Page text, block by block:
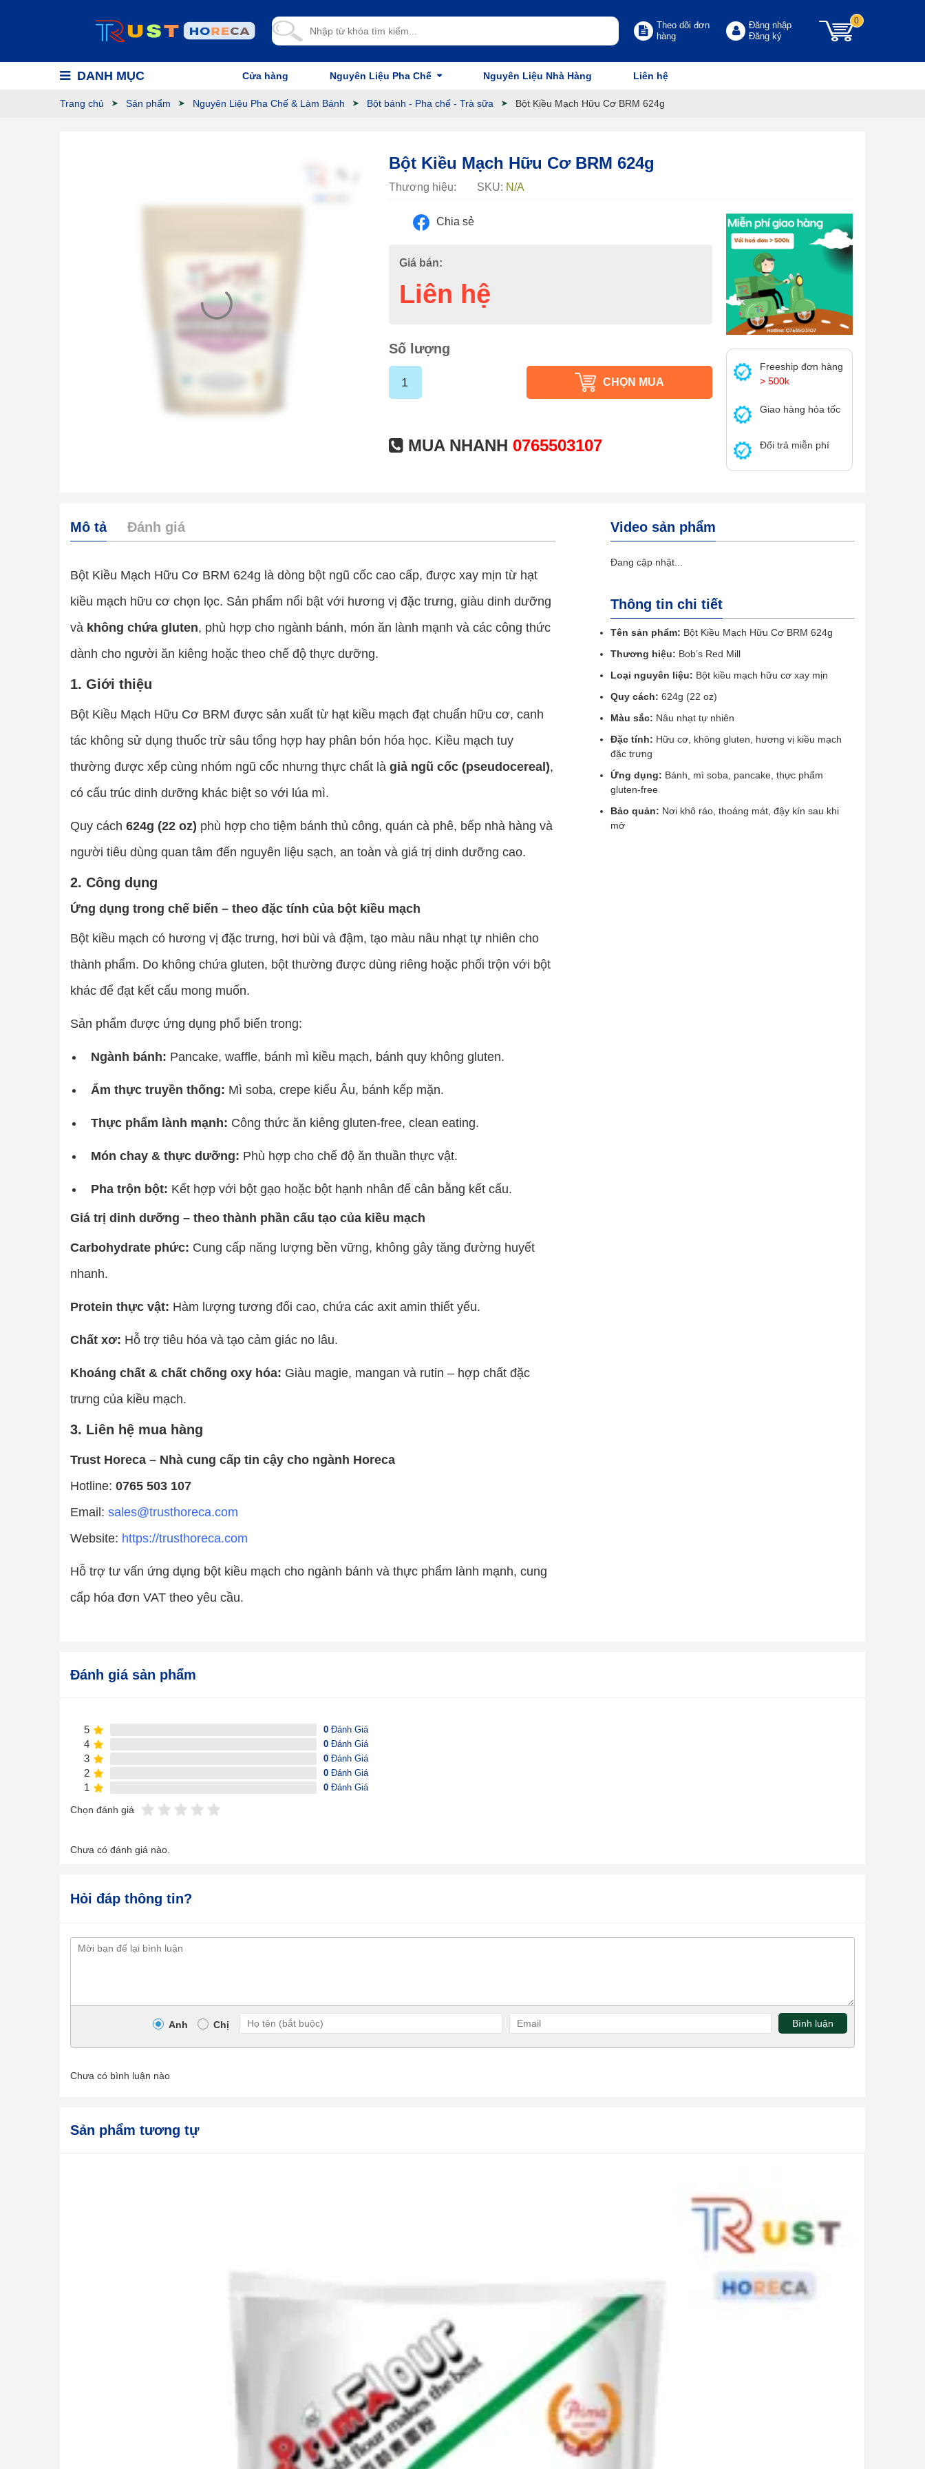
Theo dõi đơn
hàng
Đăng nhập
Đăng ký
0
DANH MỤC Cửa hàng Nguyên Liệu Pha Chế Nguyên Liệu Nhà Hàng Liên hệ
Trang chủ Sản phẩm Nguyên Liệu Pha Chế & Làm Bánh Bột bánh - Pha chế - Trà sữa Bột Kiều Mạch Hữu Cơ BRM 624g
Bột Kiều Mạch Hữu Cơ BRM 624g
Thương hiệu: SKU: N/A
Chia sẻ
Giá bán:
Liên hệ
Số lượng
CHỌN MUA
MUA NHANH 0765503107
Freeship đơn hàng
> 500k
Giao hàng hỏa tốc
Đổi trả miễn phí
Mô tả Đánh giá
Bột Kiều Mạch Hữu Cơ BRM 624g là dòng bột ngũ cốc cao cấp, được xay mịn từ hạt
kiều mạch hữu cơ chọn lọc. Sản phẩm nổi bật với hương vị đặc trưng, giàu dinh dưỡng
và không chứa gluten, phù hợp cho ngành bánh, món ăn lành mạnh và các công thức
dành cho người ăn kiêng hoặc theo chế độ thực dưỡng.
1. Giới thiệu
Bột Kiều Mạch Hữu Cơ BRM được sản xuất từ hạt kiều mạch đạt chuẩn hữu cơ, canh
tác không sử dụng thuốc trừ sâu tổng hợp hay phân bón hóa học. Kiều mạch tuy
thường được xếp cùng nhóm ngũ cốc nhưng thực chất là giả ngũ cốc (pseudocereal),
có cấu trúc dinh dưỡng khác biệt so với lúa mì.
Quy cách 624g (22 oz) phù hợp cho tiệm bánh thủ công, quán cà phê, bếp nhà hàng và
người tiêu dùng quan tâm đến nguyên liệu sạch, an toàn và giá trị dinh dưỡng cao.
2. Công dụng
Ứng dụng trong chế biến – theo đặc tính của bột kiều mạch
Bột kiều mạch có hương vị đặc trưng, hơi bùi và đậm, tạo màu nâu nhạt tự nhiên cho
thành phẩm. Do không chứa gluten, bột thường được dùng riêng hoặc phối trộn với bột
khác để đạt kết cấu mong muốn.
Sản phẩm được ứng dụng phổ biến trong:
Ngành bánh: Pancake, waffle, bánh mì kiều mạch, bánh quy không gluten.
Ẩm thực truyền thống: Mì soba, crepe kiểu Âu, bánh kếp mặn.
Thực phẩm lành mạnh: Công thức ăn kiêng gluten-free, clean eating.
Món chay & thực dưỡng: Phù hợp cho chế độ ăn thuần thực vật.
Pha trộn bột: Kết hợp với bột gạo hoặc bột hạnh nhân để cân bằng kết cấu.
Giá trị dinh dưỡng – theo thành phần cấu tạo của kiều mạch
Carbohydrate phức: Cung cấp năng lượng bền vững, không gây tăng đường huyết
nhanh.
Protein thực vật: Hàm lượng tương đối cao, chứa các axit amin thiết yếu.
Chất xơ: Hỗ trợ tiêu hóa và tạo cảm giác no lâu.
Khoáng chất & chất chống oxy hóa: Giàu magie, mangan và rutin – hợp chất đặc
trưng của kiều mạch.
3. Liên hệ mua hàng
Trust Horeca – Nhà cung cấp tin cậy cho ngành Horeca
Hotline: 0765 503 107
Email: sales@trusthoreca.com
Website: https://trusthoreca.com
Hỗ trợ tư vấn ứng dụng bột kiều mạch cho ngành bánh và thực phẩm lành mạnh, cung
cấp hóa đơn VAT theo yêu cầu.
Video sản phẩm
Đang cập nhật...
Thông tin chi tiết
Tên sản phẩm: Bột Kiều Mạch Hữu Cơ BRM 624g
Thương hiệu: Bob’s Red Mill
Loại nguyên liệu: Bột kiều mạch hữu cơ xay mịn
Quy cách: 624g (22 oz)
Màu sắc: Nâu nhạt tự nhiên
Đặc tính: Hữu cơ, không gluten, hương vị kiều mạch
đặc trưng
Ứng dụng: Bánh, mì soba, pancake, thực phẩm
gluten-free
Bảo quản: Nơi khô ráo, thoáng mát, đậy kín sau khi
mở
Đánh giá sản phẩm
5 0 Đánh Giá
4 0 Đánh Giá
3 0 Đánh Giá
2 0 Đánh Giá
1 0 Đánh Giá
Chọn đánh giá
Chưa có đánh giá nào.
Hỏi đáp thông tin?
Anh Chị Bình luận
Chưa có bình luận nào
Sản phẩm tương tự